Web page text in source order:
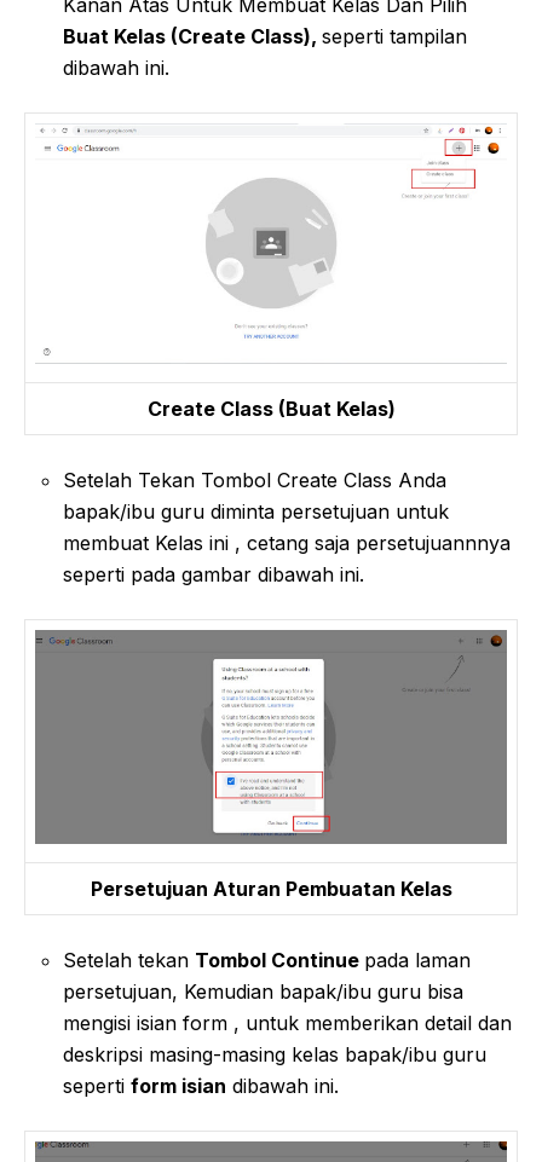
Buat Kelas (Create Class), seperti tampilan
dibawah ini.
Create Class (Buat Kelas)
Setelah Tekan Tombol Create Class Anda
bapak/ibu guru diminta persetujuan untuk
membuat Kelas ini , cetang saja persetujuannnya
seperti pada gambar dibawah ini.
Persetujuan Aturan Pembuatan Kelas
Setelah tekan Tombol Continue pada laman
persetujuan, Kemudian bapak/ibu guru bisa
mengisi isian form , untuk memberikan detail dan
deskripsi masing-masing kelas bapak/ibu guru
seperti form isian dibawah ini.